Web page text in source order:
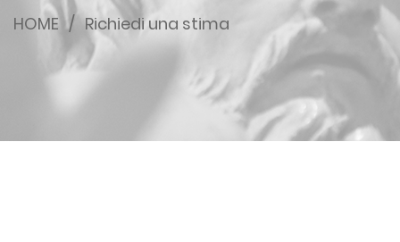
HOME Richiedi una stima